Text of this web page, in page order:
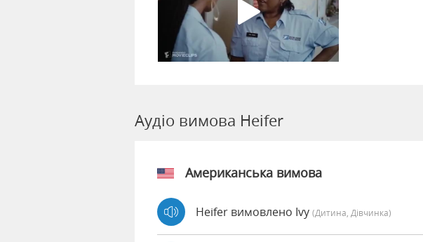
Аудіо вимова Heifer
Американська вимова
Heifer вимовлено Ivy (дитина, Дівчинка)